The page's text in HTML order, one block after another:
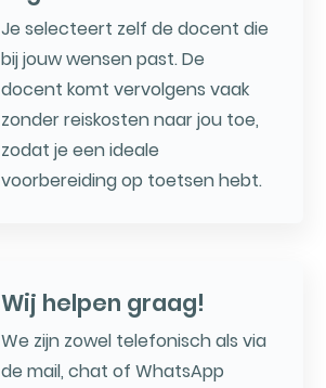
Je selecteert zelf de docent die
bij jouw wensen past. De
docent komt vervolgens vaak
zonder reiskosten naar jou toe,
zodat je een ideale
voorbereiding op toetsen hebt.
Wij helpen graag!
We zijn zowel telefonisch als via
de mail, chat of WhatsApp